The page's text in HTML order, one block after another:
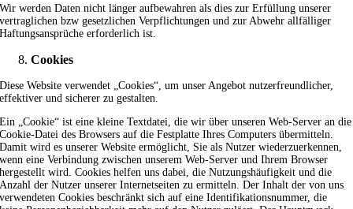
Wir werden Daten nicht länger aufbewahren als dies zur Erfüllung unserer
vertraglichen bzw gesetzlichen Verpflichtungen und zur Abwehr allfälliger
Haftungsansprüche erforderlich ist.
Cookies
Diese Website verwendet „Cookies“, um unser Angebot nutzerfreundlicher,
effektiver und sicherer zu gestalten.
Ein „Cookie“ ist eine kleine Textdatei, die wir über unseren Web-Server an die
Cookie-Datei des Browsers auf die Festplatte Ihres Computers übermitteln.
Damit wird es unserer Website ermöglicht, Sie als Nutzer wiederzuerkennen,
wenn eine Verbindung zwischen unserem Web-Server und Ihrem Browser
hergestellt wird. Cookies helfen uns dabei, die Nutzungshäufigkeit und die
Anzahl der Nutzer unserer Internetseiten zu ermitteln. Der Inhalt der von uns
verwendeten Cookies beschränkt sich auf eine Identifikationsnummer, die